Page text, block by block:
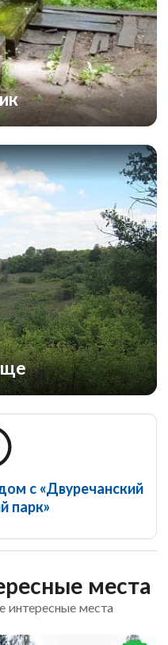
с «Двуречанский
парк»
места
интересные места